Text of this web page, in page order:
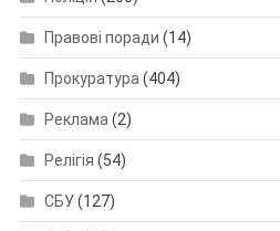
Правові поради (14)
Прокуратура (404)
Реклама (2)
Релігія (54)
СБУ(127)